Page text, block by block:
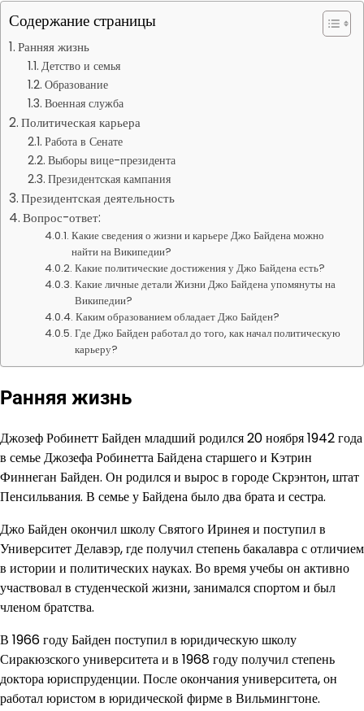
Содержание страницы
Ранняя жизнь
Детство и семья
Образование
Военная служба
Политическая карьера
Работа в Сенате
Выборы вице-президента
Президентская кампания
Президентская деятельность
Вопрос-ответ:
Какие сведения о жизни и карьере Джо Байдена можно
найти на Википедии?
Какие политические достижения у Джо Байдена есть?
Какие личные детали Жизни Джо Байдена упомянуты на
Википедии?
Каким образованием обладает Джо Байден?
Где Джо Байден работал до того, как начал политическую
карьеру?
Ранняя жизнь
Джозеф Робинетт Байден младший родился 20 ноября 1942 года
в семье Джозефа Робинетта Байдена старшего и Кэтрин
Финнеган Байден. Он родился и вырос в городе Скрэнтон, штат
Пенсильвания. В семье у Байдена было два брата и сестра.
Джо Байден окончил школу Святого Иринея и поступил в
Университет Делавэр, где получил степень бакалавра с отличием
в истории и политических науках. Во время учебы он активно
участвовал в студенческой жизни, занимался спортом и был
членом братства.
В 1966 году Байден поступил в юридическую школу
Сиракюзского университета и в 1968 году получил степень
доктора юриспруденции. После окончания университета, он
работал юристом в юридической фирме в Вильмингтоне.